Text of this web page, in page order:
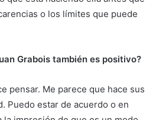
o los límites que puede
Grabois también es positivo?
pensar. Me parece que hace sus
Puedo estar de acuerdo o en